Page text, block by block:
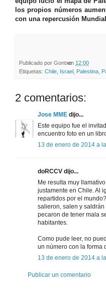
los propios números
con una repercusión
Publicado por Gontxoen 12:00
Etiquetas: Chile Israel Palestina
2 comentarios:
Jose MME dijo...
Este equipo fue el
encuentro foto en un
13 de enero de 2014 a
doRCCV dijo...
Me resulta muy
justamente en Chile. Al
repartidos por el
salieron, salen y
pecaron de tener mala
habitantes.
Como pude leer, no
un número con la forma
13 de enero de 2014 a
Publicar un comentario